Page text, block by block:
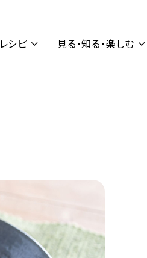
レシピ 見る・知る・楽しむ